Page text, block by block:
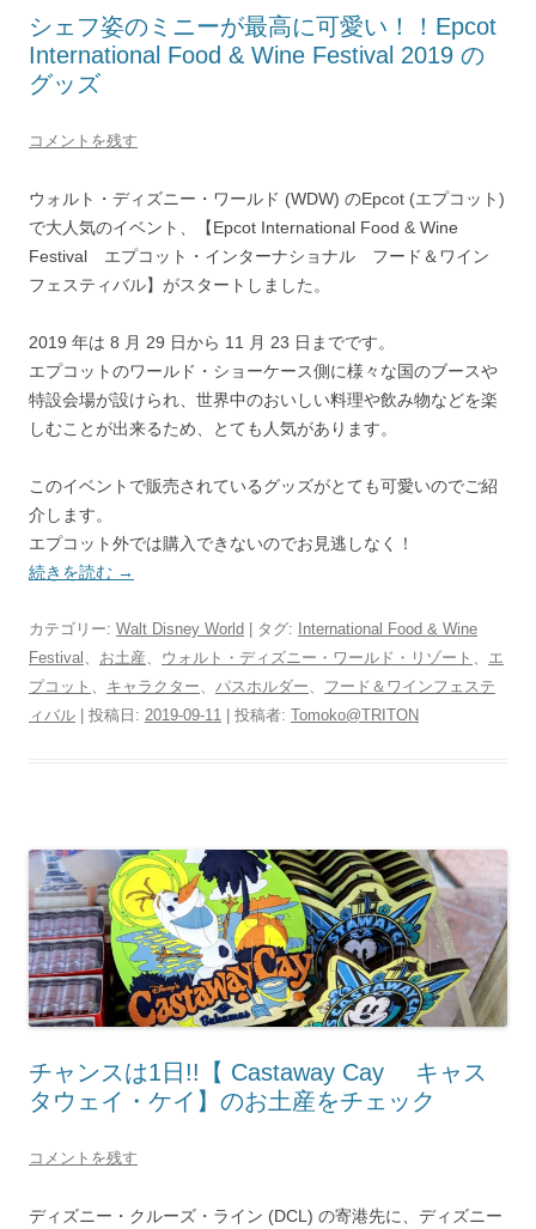
シェフ姿のミニーが最高に可愛い！！Epcot
International Food & Wine Festival 2019 の
グッズ
コメントを残す
ウォルト・ディズニー・ワールド (WDW) のEpcot (エプコット)
で大人気のイベント、【Epcot International Food & Wine
Festival エプコット・インターナショナル フード＆ワイン
フェスティバル】がスタートしました。
2019 年は 8 月 29 日から 11 月 23 日までです。
エプコットのワールド・ショーケース側に様々な国のブースや
特設会場が設けられ、世界中のおいしい料理や飲み物などを楽
しむことが出来るため、とても人気があります。
このイベントで販売されているグッズがとても可愛いのでご紹
介します。
エプコット外では購入できないのでお見逃しなく！
続きを読む →
カテゴリー: Walt Disney World | タグ:
International Food & Wine
Festival 、 お土産、 ウォルト・ディズニー・ワールド・リゾート 、 エ
プコット 、 キャラクター、 パスホルダー、 フード＆ワインフェステ
ィバル | 投稿日: 2019-09-11 投稿者: Tomoko@TRITON
チャンスは1日!!【 Castaway Cay キャス
タウェイ・ケイ】のお土産をチェック
コメントを残す
ディズニー・クルーズ・ライン (DCL) の寄港先に、ディズニー